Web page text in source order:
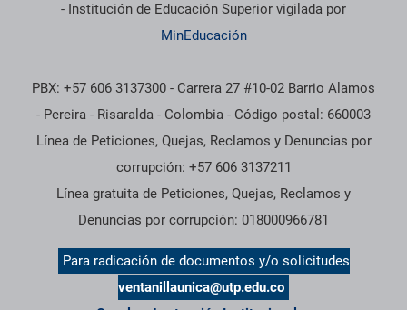
- Institución de Educación Superior vigilada por
MinEducación
PBX: +57 606 3137300 - Carrera 27 #10-02 Barrio Alamos
- Pereira - Risaralda - Colombia - Código postal: 660003
Línea de Peticiones, Quejas, Reclamos y Denuncias por
corrupción: +57 606 3137211
Línea gratuita de Peticiones, Quejas, Reclamos y
Denuncias por corrupción: 018000966781
Para radicación de documentos y/o solicitudes
ventanillaunica@utp.edu.co